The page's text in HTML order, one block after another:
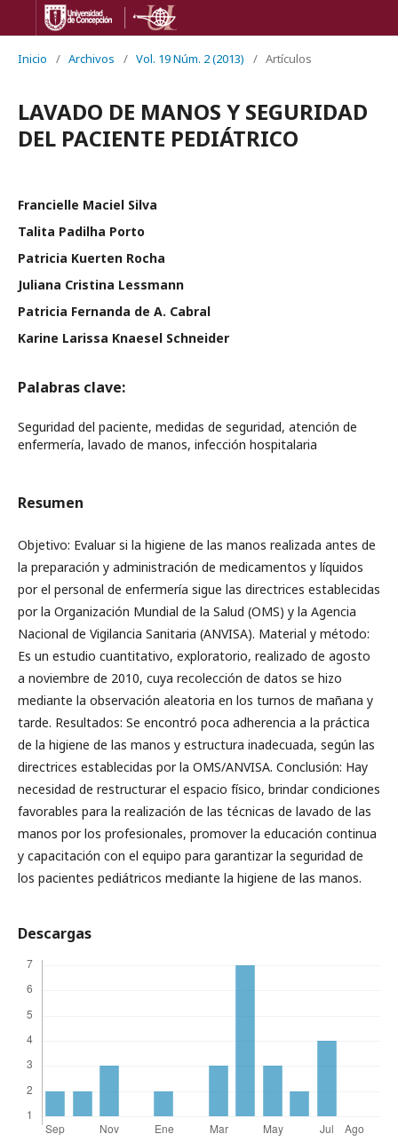
Inicio / Archivos / Vol. 19 Núm. 2 (2013) / Artículos
LAVADO DE MANOS Y SEGURIDAD
DEL PACIENTE PEDIÁTRICO
Francielle Maciel Silva
Talita Padilha Porto
Patricia Kuerten Rocha
Juliana Cristina Lessmann
Patricia Fernanda de A. Cabral
Karine Larissa Knaesel Schneider
Palabras clave:
Seguridad del paciente, medidas de seguridad, atención de
enfermería, lavado de manos, infección hospitalaria
Resumen
Objetivo: Evaluar si la higiene de las manos realizada antes de
la preparación y administración de medicamentos y líquidos
por el personal de enfermería sigue las directrices establecidas
por la Organización Mundial de la Salud (OMS) y la Agencia
Nacional de Vigilancia Sanitaria (ANVISA). Material y método:
Es un estudio cuantitativo, exploratorio, realizado de agosto
a noviembre de 2010, cuya recolección de datos se hizo
mediante la observación aleatoria en los turnos de mañana y
tarde. Resultados: Se encontró poca adherencia a la práctica
de la higiene de las manos y estructura inadecuada, según las
directrices establecidas por la OMS/ANVISA. Conclusión: Hay
necesidad de restructurar el espacio físico, brindar condiciones
favorables para la realización de las técnicas de lavado de las
manos por los profesionales, promover la educación continua
y capacitación con el equipo para garantizar la seguridad de
los pacientes pediátricos mediante la higiene de las manos.
Descargas